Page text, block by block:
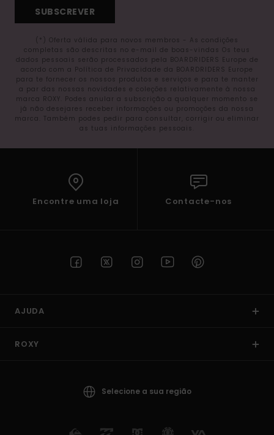
SUBSCREVER
(*) Oferta válida para novos membros - As condições
completas são descritas no e-mail de boas-vindas Os teus
dados pessoais serão processados pela BOARDRIDERS Europe de
acordo com a Política de Privacidade da BOARDRIDERS Europe
para te fornecer os nossos produtos e serviços e para te manter
a par das nossas novidades e coleções relativamente à nossa
marca ROXY. Podes anular a subscrição a qualquer momento se
já não desejares receber informações ou promoções da nossa
marca. Também podes pedir para consultar, corrigir ou eliminar
as tuas informações pessoais.
Encontre uma loja Contacte-nos
AJUDA
ROXY
Selecione a sua região